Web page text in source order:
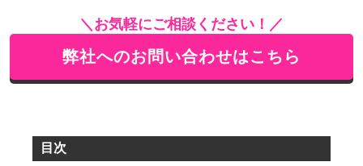
＼お気軽にご相談ください！／
弊社へのお問い合わせはこちら
目次